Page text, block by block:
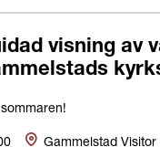
visning av
Plats
Gammelstad Visitor